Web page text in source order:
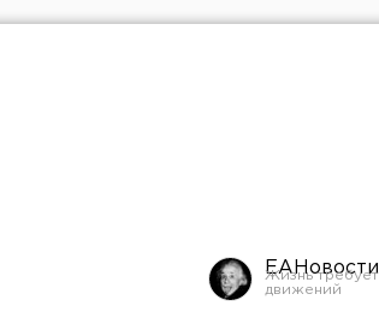
ЕАНовости